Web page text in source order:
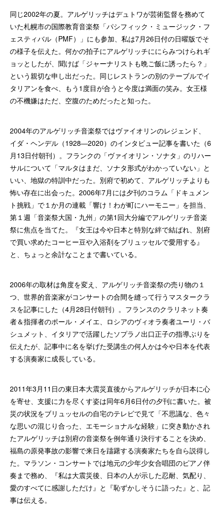
同じ2002年の夏。アルゲリッチはデュトワが芸術監督を務めて
いた札幌市の国際教育音楽祭「パシフィック・ミュージック・フ
ェスティバル（PMF）」にも参加、私は7月26日付の日曜版でそ
の様子を伝えた。何かの拍子にアルゲリッチににらみつけられギ
ョッとしたが、聞けば「ジャーナリストも晩ご飯に誘ったら？」
という親切な申し出だった。同じレストランの別のテーブルでイ
タリアンを食べ、もう1度目が合うと今度は満面の笑み。女王様
の不機嫌はただ、空腹のためだったと知った。
2004年のアルゲリッチ音楽祭ではヴァイオリンのレジェンド、
イダ・ヘンデル（1928―2020）のインタビュー記事を書いた（6
月13日付朝刊）。フランクの「ヴァイオリン・ソナタ」のリハー
サルについて「マルタはまだ、ソナタ形式がわかっていない」と
いい、地獄の特訓中だった。別府で初めて、アルゲリッチよりも
怖い存在に出会った。2006年7月には夕刊のコラム「ドキュメン
ト挑戦」で１か月の連載「響け！わが町にハーモニー」を担当、
第１週「音楽祭大国・九州」の第1回大分編でアルゲリッチ音楽
祭に焦点を当てた。『女王は今や日本と特別な絆で結ばれ、別府
で買い求めたコーヒー豆や入浴剤をブリュッセルで愛用する』
と、ちょっと余計なことまで書いている。
2006年の取材は角度を変え、アルゲリッチ音楽祭の売り物の１
つ、世界的音楽家がコンサートの合間を縫って行うマスタークラ
スを記事にした（4月28日付朝刊）。フランスのクラリネット奏
者＆指揮者のポール・メイエ、ロシアのヴィオラ奏者ユーリ・バ
シュメット、イタリアで活躍したソプラノ出口正子の指導ぶりを
伝えたが、記事中に名を挙げた受講生の何人かは今や日本を代表
する演奏家に成長している。
2011年3月11日の東日本大震災直後からアルゲリッチが日本に心
を寄せ、支援に力を尽くす姿は同年6月6日付の夕刊に書いた。被
災の状況をブリュッセルの自宅のテレビで見て「不思議な、色々
な思いの混じり合った、エモーショナルな経験」に突き動かされ
たアルゲリッチは別府の音楽祭を例年通り決行することを決め、
福島の原発事故の影響で来日を躊躇する演奏家たちを自ら説得し
た。マラソン・コンサートでは地元の少年少女合唱団のピアノ伴
奏まで務め、『私は大震災後、日本の人が示した忍耐、気配り、
愛のすべてに感謝しただけ』と『恥ずかしそうに語った』と、記
事は伝える。